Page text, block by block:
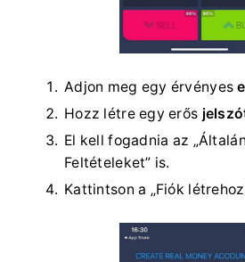
Adjon meg egy érvényes
Hozz létre egy erős
El kell fogadnia az
Feltételeket” is.
Kattintson a „Fiók